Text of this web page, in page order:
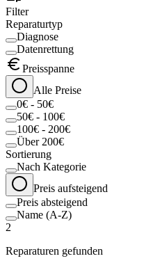
Filter
Reparaturtyp
Diagnose
Datenrettung
Preisspanne
Alle Preise
0€ - 50€
50€ - 100€
100€ - 200€
Über 200€
Sortierung
Nach Kategorie
Preis aufsteigend
Preis absteigend
Name (A-Z)
2
Reparaturen gefunden